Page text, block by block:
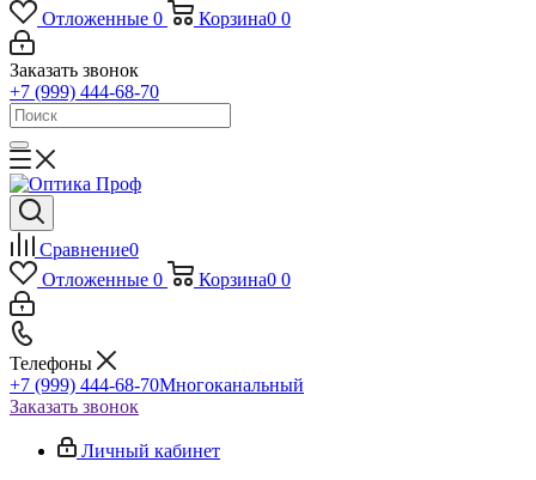
Отложенные 0 Корзина0 0
Заказать звонок
+7 (999) 444-68-70
Сравнение0
Отложенные 0 Корзина0 0
Телефоны
+7 (999) 444-68-70Многоканальный
Заказать звонок
Личный кабинет